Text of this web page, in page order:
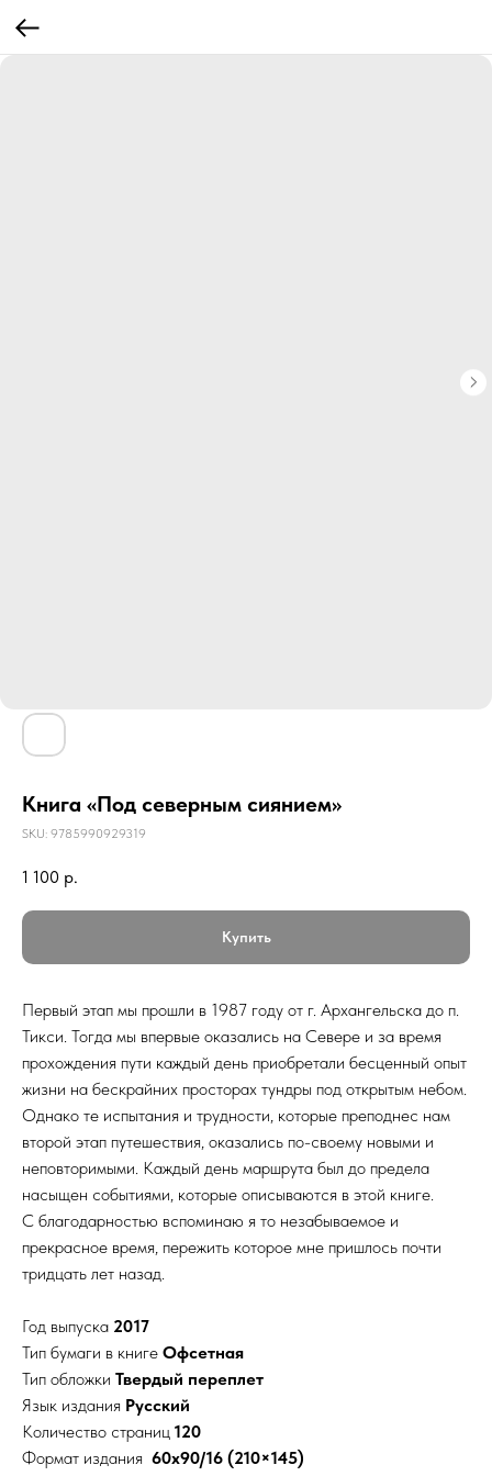
Книга «Под северным сиянием»
SKU: 9785990929319
1 100 р.
Купить
Первый этап мы прошли в 1987 году от г. Архангельска до п.
Тикси. Тогда мы впервые оказались на Севере и за время
прохождения пути каждый день приобретали бесценный опыт
жизни на бескрайних просторах тундры под открытым небом.
Однако те испытания и трудности, которые преподнес нам
второй этап путешествия, оказались по-своему новыми и
неповторимыми. Каждый день маршрута был до предела
насыщен событиями, которые описываются в этой книге.
С благодарностью вспоминаю я то незабываемое и
прекрасное время, пережить которое мне пришлось почти
тридцать лет назад.
Год выпуска 2017
Тип бумаги в книге Офсетная
Тип обложки Твердый переплет
Язык издания Русский
Количество страниц 120
Формат издания 60х90/16 (210×145)